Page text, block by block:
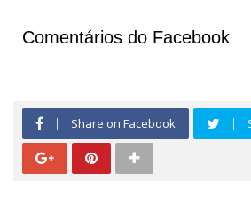
Comentários do Facebook
Share on Facebook